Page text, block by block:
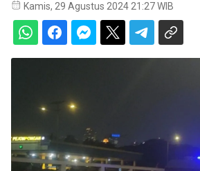
Kamis, 29 Agustus 2024 21:27 WIB